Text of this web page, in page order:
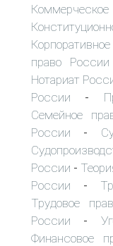
право России
Нотариат
России -
Семейное
России -
России -
России -
Трудовое
России -
Финансовое